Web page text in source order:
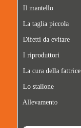
Il mantello
La taglia piccola
Difetti da evitare
I riproduttori
La cura della fattrice
Lo stallone
Allevamento